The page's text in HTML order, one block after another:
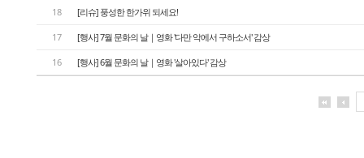
18 [리슈] 풍성한 한가위 되세요!
17 [행사] 7월 문화의 날｜영화 '다만 악에서 구하소서' 감상
16 [행사] 6월 문화의 날｜영화 '살아있다' 감상